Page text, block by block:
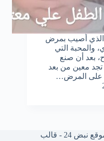
أصيب بمرض
والمحبة التي
بعد أن صنع
معين من بعد
على المرض…
حقوق النشر © لعام 2026 محفوظة لموقع نبض 24 - قالب